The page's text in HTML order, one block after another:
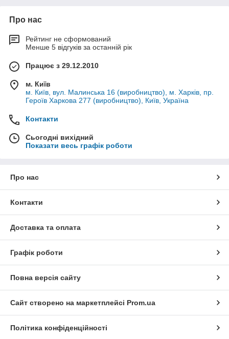
Про нас
Рейтинг не сформований
Менше 5 відгуків за останній рік
Працює з 29.12.2010
м. Київ
м. Київ, вул. Малинська 16 (виробництво), м. Харків, пр.
Героїв Харкова 277 (виробництво), Київ, Україна
Контакти
Сьогодні вихідний
Показати весь графік роботи
Про нас
Контакти
Доставка та оплата
Графік роботи
Повна версія сайту
Сайт створено на маркетплейсі Prom.ua
Політика конфіденційності